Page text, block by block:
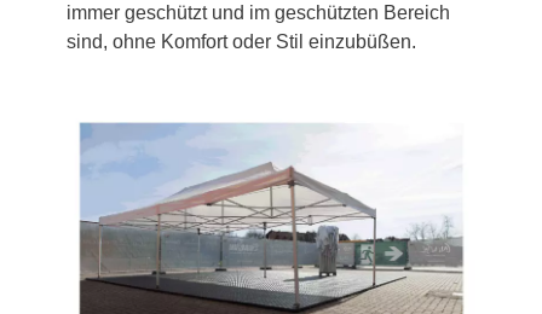
immer geschützt und im geschützten Bereich
sind, ohne Komfort oder Stil einzubüßen.